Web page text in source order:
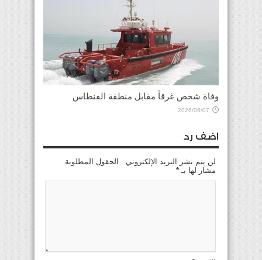
وفاة شخص غرقاً مقابل منطقة الفنطاس
2026/06/07
اضف رد
لن يتم نشر البريد الإلكتروني . الحقول المطلوبة
مشار لها بـ *